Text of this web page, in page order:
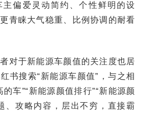
偏爱灵动简约、个性鲜明的设
青睐大气稳重、比例协调的耐看
对于新能源车颜值的关注度也居
书搜索“新能源车颜值”，与之相
车”“新能源颜值排行”“新能源颜
、攻略内容，层出不穷，直接霸